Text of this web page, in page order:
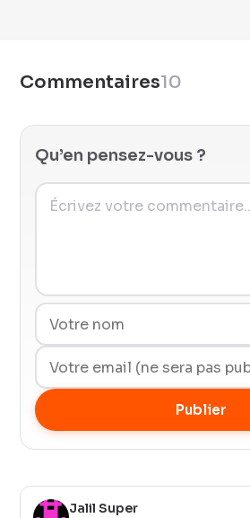
Commentaires10
Qu’en pensez-vous ?
Publier
Jalil Super